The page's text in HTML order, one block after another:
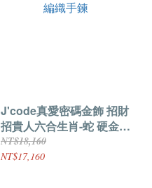
J'code真愛密碼金飾 招財
招貴人六合生肖-蛇 硬金編
織手鍊
NT$18,160
NT$17,160